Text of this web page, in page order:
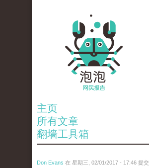
主页
所有文章
翻墙工具箱
Don Evans 在 星期三, 02/01/2017 - 17:46 提交